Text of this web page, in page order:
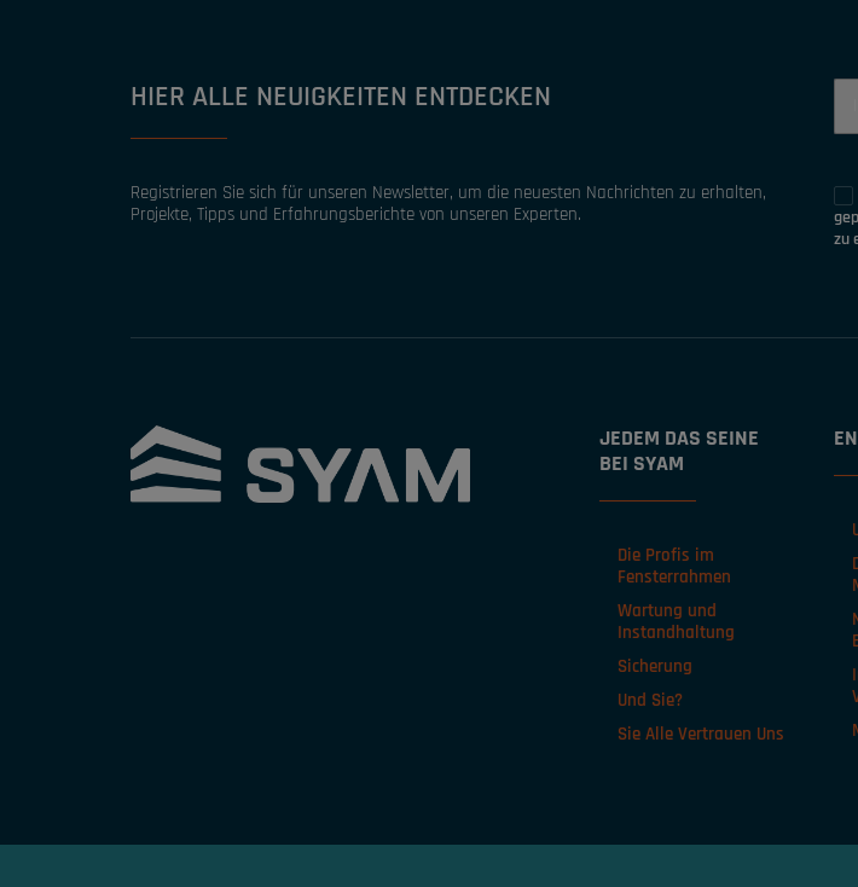
HIER ALLE NEUIGKEITEN ENTDECKEN
Registrieren Sie sich für unseren Newsletter, um die neuesten Nachrichten zu erhalten,
Projekte, Tipps und Erfahrungsberichte von unseren Experten.
zu
JEDEM DAS SEINE
BEI SYAM
Die Profis im
Fensterrahmen
Wartung und
Instandhaltung
Sicherung
Und Sie?
Sie Alle Vertrauen Uns